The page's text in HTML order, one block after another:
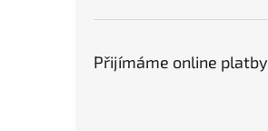
Přijímáme online platby